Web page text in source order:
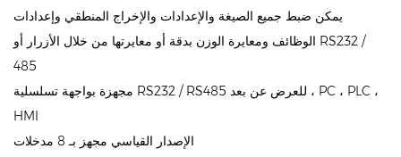
يمكن ضبط جميع الصيغة والإعدادات والإخراج المنطقي وإعدادات
الوظائف ومعايرة الوزن بدقة أو معايرتها من خلال الأزرار أو RS232 /
485
مجهزة بواجهة تسلسلية RS232 / RS485 للعرض عن بعد ، PC ، PLC ،
HMI
الإصدار القياسي مجهز بـ 8 مدخلات